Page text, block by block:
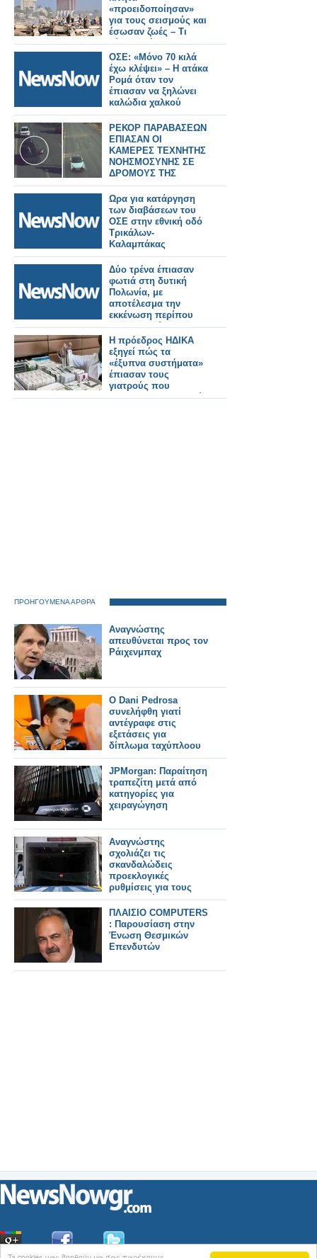
«προειδοποίησαν»
για τους σεισμούς και
έσωσαν ζωές – Τι
κύματα «έπιασαν»
ΟΣΕ: «Μόνο 70 κιλά
έχω κλέψει» – Η ατάκα
Ρομά όταν τον
έπιασαν να ξηλώνει
καλώδια χαλκού
ΡΕΚΟΡ ΠΑΡΑΒΑΣΕΩΝ
ΕΠΙΑΣΑΝ ΟΙ
ΚΑΜΕΡΕΣ ΤΕΧΝΗΤΗΣ
ΝΟΗΣΜΟΣΥΝΗΣ ΣΕ
ΔΡΟΜΟΥΣ ΤΗΣ
ΑΤΤΙΚΗΣ
Ωρα για κατάργηση
των διαβάσεων του
ΟΣΕ στην εθνική οδό
Τρικάλων-
Καλαμπάκας
Δύο τρένα έπιασαν
φωτιά στη δυτική
Πολωνία, με
αποτέλεσμα την
εκκένωση περίπου
1.000 ανθρώπων
H πρόεδρος ΗΔΙΚΑ
εξηγεί πώς τα
«έξυπνα συστήματα»
έπιασαν τους
γιατρούς που
υπερσυνταγογραφούσαν
ΠΡΟΗΓΟΥΜΕΝΑ ΑΡΘΡΑ
Αναγνώστης
απευθύνεται προς τον
Ράιχενμπαχ
Ο Dani Pedrosa
συνελήφθη γιατί
αντέγραφε στις
εξετάσεις για
δίπλωμα ταχύπλοου
JPMorgan: Παραίτηση
τραπεζίτη μετά από
κατηγορίες για
χειραγώγηση
Αναγνώστης
σχολιάζει τις
σκανδαλώδεις
προεκλογικές
ρυθμίσεις για τους
εφοπλιστές
ΠΛΑΙΣΙΟ COMPUTERS
: Παρουσίαση στην
Ένωση Θεσμικών
Επενδυτών